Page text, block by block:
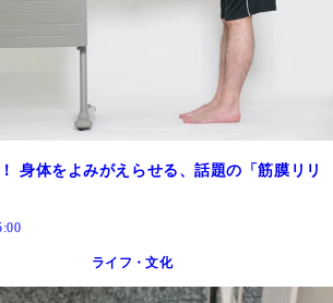
身体をよみがえらせる、話題の「筋膜リリ
ライフ・文化